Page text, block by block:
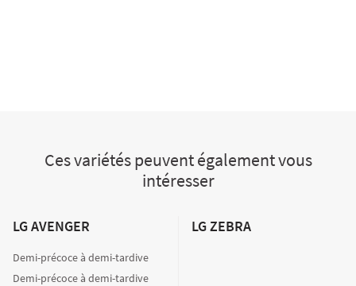
Ces variétés peuvent également vous
intéresser
LG AVENGER
Demi-précoce à demi-tardive
Demi-précoce à demi-tardive
LG ZEBRA